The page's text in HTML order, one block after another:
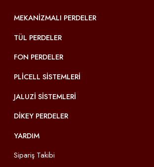
MEKANIZMALI PERDELER
TÜL PERDELER
FON PERDELER
PLICELL SISTEMLERI
JALUZI SISTEMLERI
DIKEY PERDELER
YARDIM
Sipariş Takibi